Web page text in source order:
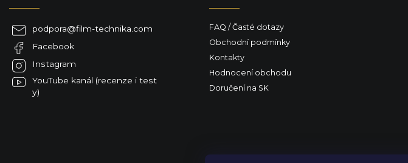
podpora@film-technika.com
Facebook
Instagram
YouTube kanál (recenze i test
y)
FAQ / Časté dotazy
Obchodní podmínky
Kontakty
Hodnocení obchodu
Doručení na SK